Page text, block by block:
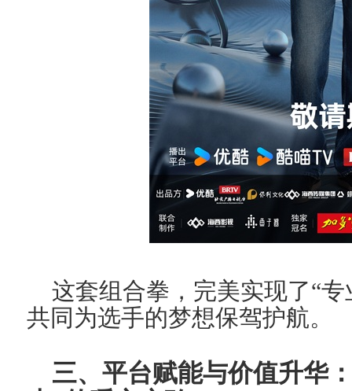
这套组合拳，完美实现了“
共同为选手的梦想保驾护航。
三、 平台赋能与价值升华